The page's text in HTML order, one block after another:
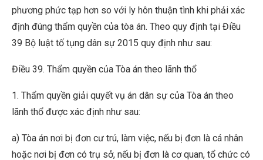
phương phức tạp hơn so với ly hôn thuận tình khi phải xác
định đúng thẩm quyền của tòa án. Theo quy định tại Điều
39 Bộ luật tố tụng dân sự 2015 quy định như sau:
Điều 39. Thẩm quyền của Tòa án theo lãnh thổ
1. Thẩm quyền giải quyết vụ án dân sự của Tòa án theo
lãnh thổ được xác định như sau:
a) Tòa án nơi bị đơn cư trú, làm việc, nếu bị đơn là cá nhân
hoặc nơi bị đơn có trụ sở, nếu bị đơn là cơ quan, tổ chức có